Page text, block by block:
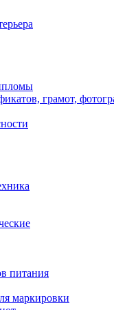
грамот,
питания
маркировки